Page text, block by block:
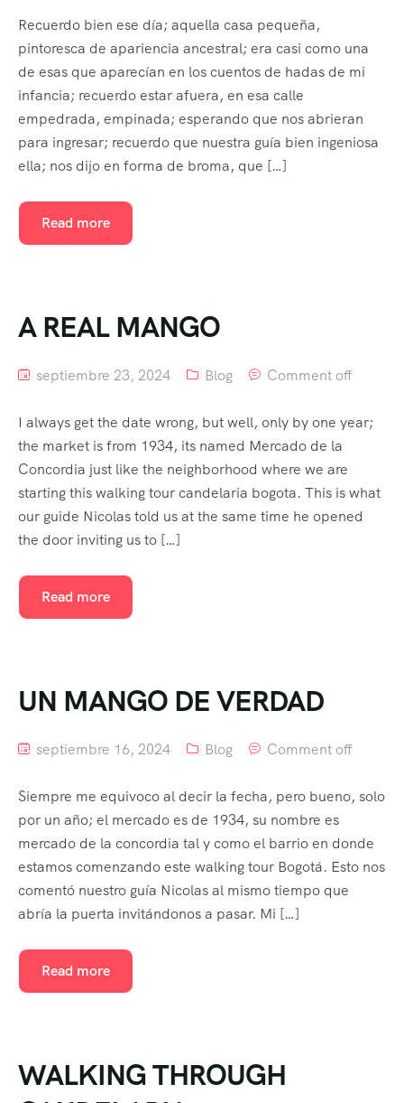
Recuerdo bien ese día; aquella casa pequeña,
pintoresca de apariencia ancestral; era casi como una
de esas que aparecían en los cuentos de hadas de mi
infancia; recuerdo estar afuera, en esa calle
empedrada, empinada; esperando que nos abrieran
para ingresar; recuerdo que nuestra guía bien ingeniosa
ella; nos dijo en forma de broma, que […]
Read more
A REAL MANGO
septiembre 23, 2024 Blog Comment off
I always get the date wrong, but well, only by one year;
the market is from 1934, its named Mercado de la
Concordia just like the neighborhood where we are
starting this walking tour candelaria bogota. This is what
our guide Nicolas told us at the same time he opened
the door inviting us to […]
Read more
UN MANGO DE VERDAD
septiembre 16, 2024 Blog Comment off
Siempre me equivoco al decir la fecha, pero bueno, solo
por un año; el mercado es de 1934, su nombre es
mercado de la concordia tal y como el barrio en donde
estamos comenzando este walking tour Bogotá. Esto nos
comentó nuestro guía Nicolas al mismo tiempo que
abría la puerta invitándonos a pasar. Mi […]
Read more
WALKING THROUGH